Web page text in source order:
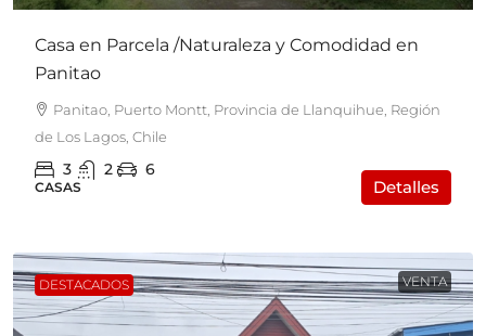
Casa en Parcela /Naturaleza y Comodidad en
Panitao
Panitao, Puerto Montt, Provincia de Llanquihue, Región
de Los Lagos, Chile
3 2 6
CASAS Detalles
DESTACADOS VENTA